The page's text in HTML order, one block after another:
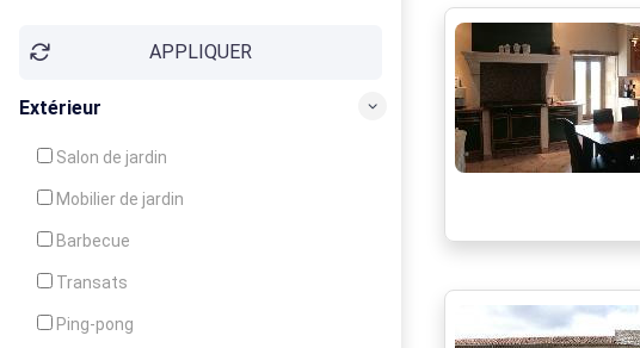
Balcon / Terrasse
APPLIQUER
Extérieur
Salon de jardin
Mobilier de jardin
Barbecue
Transats
Ping-pong